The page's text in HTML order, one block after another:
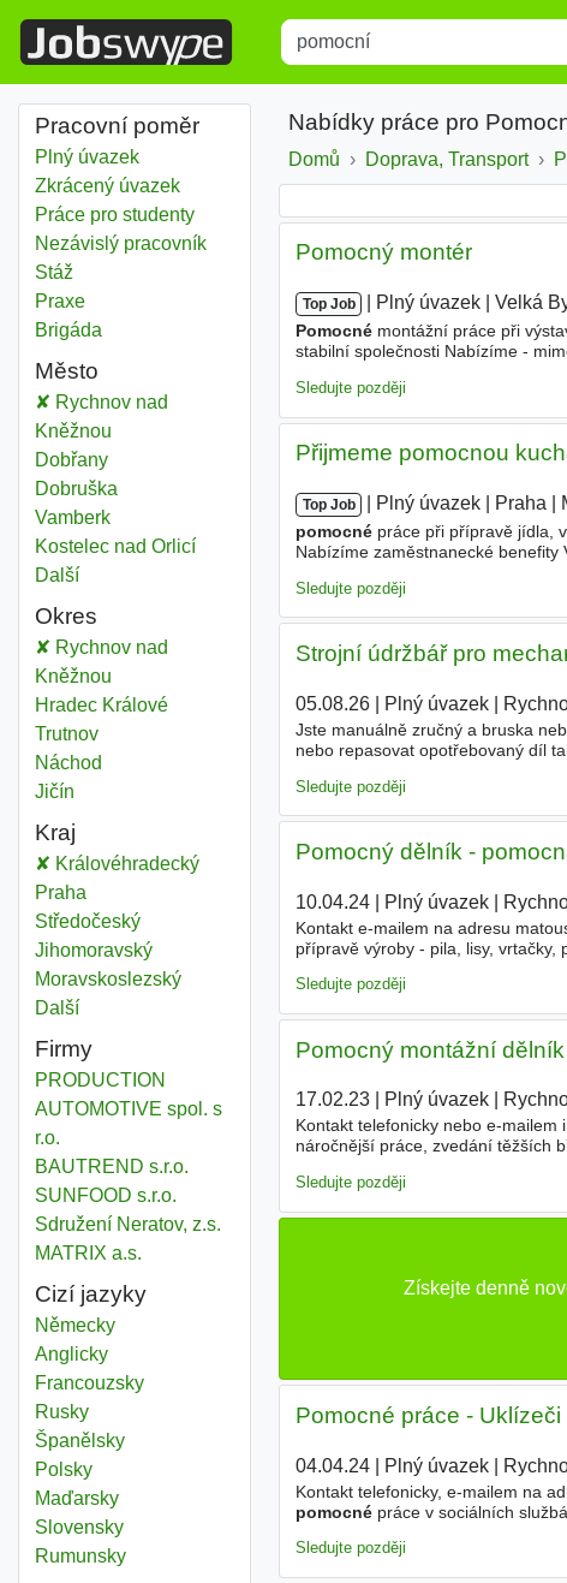
Title
Pracovní poměr
Plný úvazek
Zkrácený úvazek
Práce pro studenty
Nezávislý pracovník
Stáž
Praxe
Brigáda
Město
Pomocní
Rychnov nad
Kněžnou
Pomocní
Dobřany
Pomocní
Dobruška
Pomocní
Vamberk
Pomocní
Kostelec nad Orlicí
Dalšíměsta
Okres
Pomocní
Rychnov nad
Kněžnou
Pomocní
Hradec KrálovéOkres
Pomocní
TrutnovOkres
Pomocní
Náchod
Pomocní
Jičín
Kraj
Pomocní
KrálovéhradeckýKraj
Pomocní
Praha
Pomocní
StředočeskýKraj
Pomocní
JihomoravskýKraj
Pomocní
MoravskoslezskýKraj
Dalšíkraj
Firmy
PRODUCTION
AUTOMOTIVE spol. s
r.o.
BAUTREND s.r.o.
SUNFOOD s.r.o.
Sdružení Neratov, z.s.
MATRIX a.s.
Cizí jazyky
Německy
Anglicky
Francouzsky
Rusky
Španělsky
Polsky
Maďarsky
Slovensky
Rumunsky
Nabídky práce pro
Domů Doprava, Transport
Pomocný montér
Top Job Plný úvazek Velká
Pomocnémontážní práce při
stabilní společnosti Nabízíme -
Sledujte později
Přijmeme pomocnou
Top Job Plný úvazek Praha
pomocnépráce při přípravě jídla,
Nabízíme zaměstnanecké benefity
Sledujte později
Strojní údržbář pro
05.08.26| Plný úvazek|
Jste manuálně zručný a bruska
nebo repasovat opotřebovaný díl
Sledujte později
Pomocný dělník -
10.04.24| Plný úvazek|
Kontakt e-mailem na adresu
přípravě výroby - pila, lisy,
Sledujte později
Pomocný montážní
17.02.23| Plný úvazek|
Kontakt telefonicky nebo e-mailem
náročnější práce, zvedání těžších
Sledujte později
Získejte denně
Pomocné práce -
04.04.24| Plný úvazek|
Kontakt telefonicky, e-mailem na
pomocnépráce v sociálních
Sledujte později